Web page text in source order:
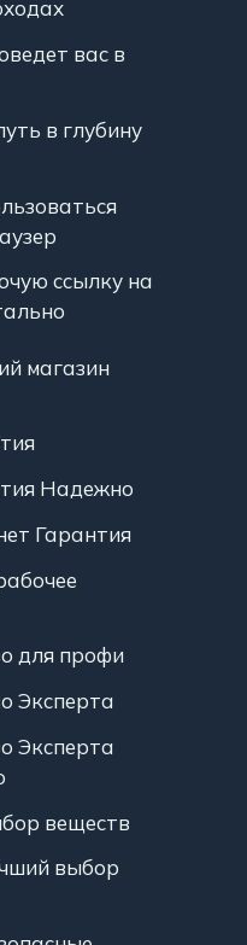
вас в
в глубину
ссылку на
магазин
Надежно
Гарантия
для профи
Эксперта
Эксперта
веществ
выбор